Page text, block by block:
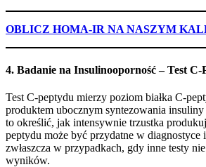
OBLICZ HOMA-IR NA NASZYM
4. Badanie na Insulinooporność – Test C-
Test C-peptydu mierzy poziom białka C-
produktem ubocznym syntezowania
to określić, jak intensywnie trzustka
peptydu może być przydatne w diagnostyce
zwłaszcza w przypadkach, gdy inne testy
wyników.